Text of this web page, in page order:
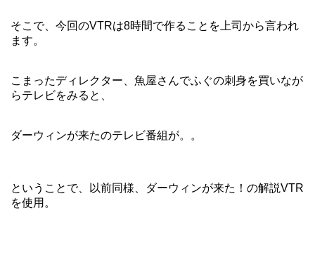
そこで、今回のVTRは8時間で作ることを上司から言われ
ます。
こまったディレクター、魚屋さんでふぐの刺身を買いなが
らテレビをみると、
ダーウィンが来たのテレビ番組が。。
ということで、以前同様、ダーウィンが来た！の解説VTR
を使用。